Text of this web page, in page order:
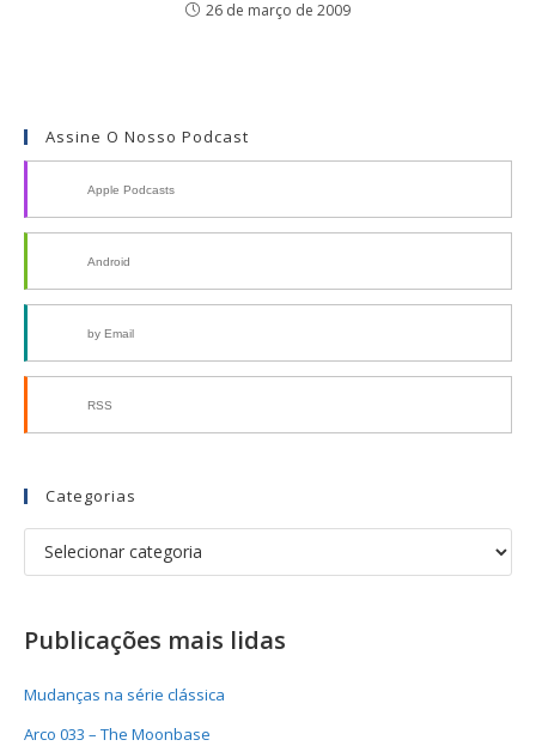
26 de março de 2009
Assine O Nosso Podcast
Apple Podcasts
Android
by Email
RSS
Categorias
Publicações mais lidas
Mudanças na série clássica
Arco 033 – The Moonbase